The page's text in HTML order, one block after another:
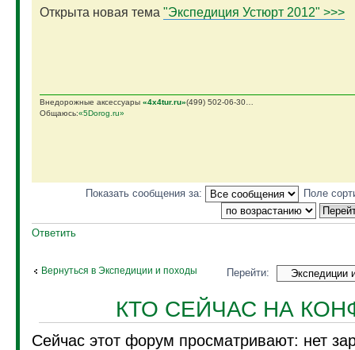
Открыта новая тема "Экспедиция Устюрт 2012" >>>
Внедорожные аксессуары «4х4tur.ru»(499) 502-06-30…
Общаюсь:«5Dorog.ru»
Показать сообщения за: Поле
Ответить
Вернуться в Экспедиции и походы Перейти:
КТО СЕЙЧАС НА
Сейчас этот форум просматривают: нет